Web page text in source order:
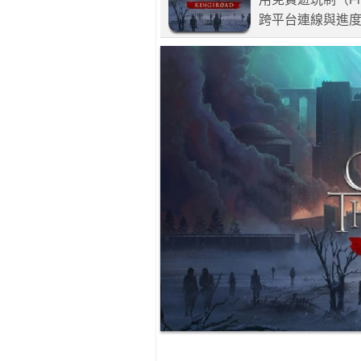
跨平台連線與進